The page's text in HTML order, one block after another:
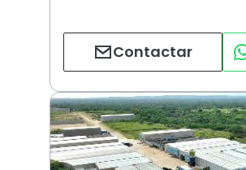
Contactar